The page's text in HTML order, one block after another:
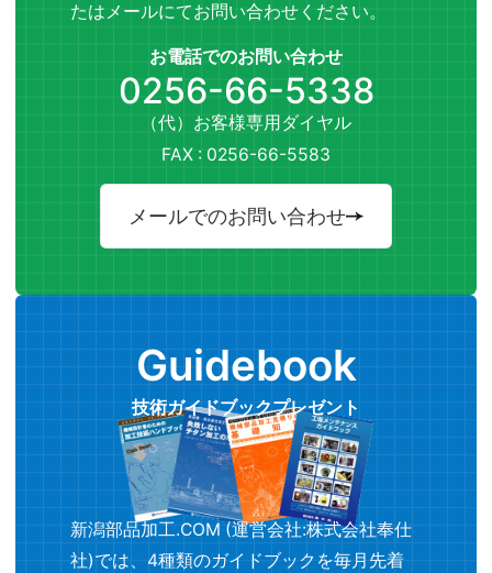
たはメールにてお問い合わせください。
お電話でのお問い合わせ
0256-66-5338
（代）お客様専用ダイヤル
FAX : 0256-66-5583
メールでのお問い合わせ
技術ガイドブックプレゼント
Guidebook
新潟部品加工.COM (運営会社:株式会社奉仕
社)では、4種類のガイドブックを毎月先着